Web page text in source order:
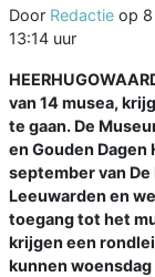
Door Redactie op
13:14 uur
van 14 musea,
te gaan. De
en Gouden
september van De
Leeuwarden en
toegang tot het
krijgen een
kunnen